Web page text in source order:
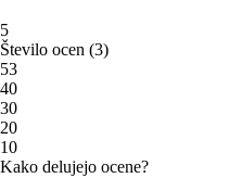
5
Število ocen (3)
53
40
30
20
10
Kako delujejo ocene?